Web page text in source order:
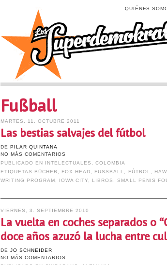
QUIÉNES
Fußball
MARTES, 11. OCTUBRE 2011
Las bestias salvajes del fútbol
DE PILAR QUINTANA
NO MÁS COMENTARIOS
PUBLICADO EN INTELECTUALES ,COLOMBIA
ETIQUETAS: BÜCHER FOX HEAD FUSSBALL FÚTBOL
WRITING PROGRAM
IOWA CITY LIBROS ,SMALL PENIS
VIERNES, 3. SEPTIEMBRE 2010
La vuelta en coches separados o
doce años azuzó la lucha entre
DE JO SCHNEIDER
NO MÁS COMENTARIOS